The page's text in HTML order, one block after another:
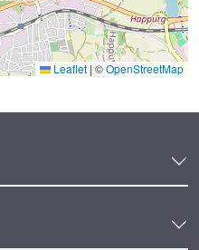
Leaflet | ©OpenStreetMap